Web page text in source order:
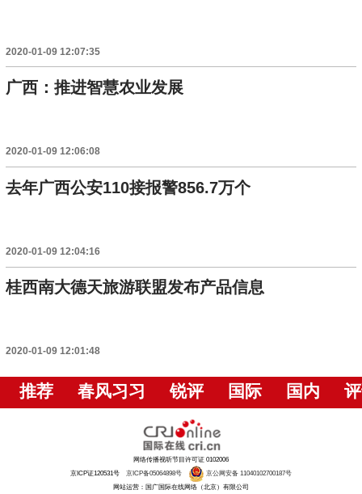
2020-01-09 12:07:35
广西：推进智慧农业发展
2020-01-09 12:06:08
去年广西公安110接报警856.7万个
2020-01-09 12:04:16
桂西南大德天旅游联盟发布产品信息
2020-01-09 12:01:48
推荐 春风习习 锐评 国际 国内
网络传播视听节目许可证 0102006
京ICP证120531号 京ICP备05064898号
京公网安备 11040102700187号
网站运营：国广国际在线网络（北京）有限公司